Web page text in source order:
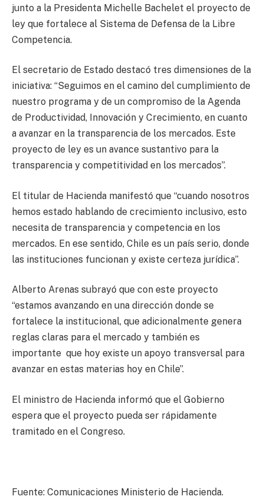
junto a la Presidenta Michelle Bachelet el proyecto de
ley que fortalece al Sistema de Defensa de la Libre
Competencia.
El secretario de Estado destacó tres dimensiones de la
iniciativa: “Seguimos en el camino del cumplimiento de
nuestro programa y de un compromiso de la Agenda
de Productividad, Innovación y Crecimiento, en cuanto
a avanzar en la transparencia de los mercados. Este
proyecto de ley es un avance sustantivo para la
transparencia y competitividad en los mercados”.
El titular de Hacienda manifestó que “cuando nosotros
hemos estado hablando de crecimiento inclusivo, esto
necesita de transparencia y competencia en los
mercados. En ese sentido, Chile es un país serio, donde
las instituciones funcionan y existe certeza jurídica”.
Alberto Arenas subrayó que con este proyecto
“estamos avanzando en una dirección donde se
fortalece la institucional, que adicionalmente genera
reglas claras para el mercado y también es
importante que hoy existe un apoyo transversal para
avanzar en estas materias hoy en Chile”.
El ministro de Hacienda informó que el Gobierno
espera que el proyecto pueda ser rápidamente
tramitado en el Congreso.
Fuente: Comunicaciones Ministerio de Hacienda.